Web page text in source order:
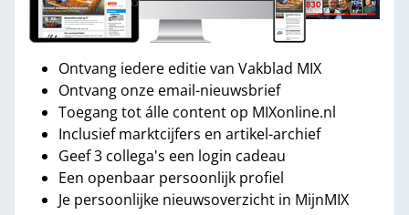
Ontvang iedere editie van Vakblad MIX
Ontvang onze email-nieuwsbrief
Toegang tot álle content op MIXonline.nl
Inclusief marktcijfers en artikel-archief
Geef 3 collega's een login cadeau
Een openbaar persoonlijk profiel
Je persoonlijke nieuwsoverzicht in MijnMIX